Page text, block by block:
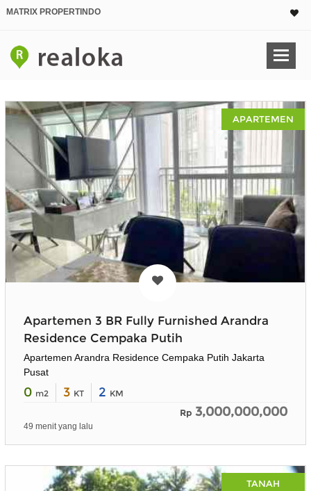
MATRIX PROPERTINDO
APARTEMEN
Apartemen 3 BR Fully Furnished Arandra
Residence Cempaka Putih
Apartemen Arandra Residence Cempaka Putih Jakarta
Pusat
0 m2 3 KT 2 KM
Rp 3,000,000,000
49 menit yang lalu
TANAH
×